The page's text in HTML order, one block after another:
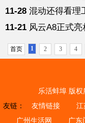
11-28 混动还得看理工
11-21 风云A8正式亮相
首页 1 2 3 4
乐活蚌埠 版权
友链：
友情链接 江
广州生活网
广东